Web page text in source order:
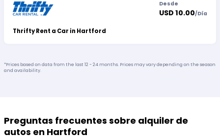
Thrifty Rent a Car in Hartford
Desde
USD 10.00/Día
*Prices based on data from the last 12 - 24 months. Prices may vary depending on the season
and availability.
Preguntas frecuentes sobre alquiler de
autos en Hartford